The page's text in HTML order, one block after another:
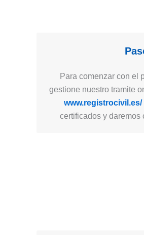
Para comenzar con el
gestione nuestro tramite
www.registrocivil.es/
certificados y daremos